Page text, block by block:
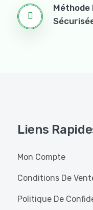
Méthode
Liens
Mon Compte
Conditions De
Politique De